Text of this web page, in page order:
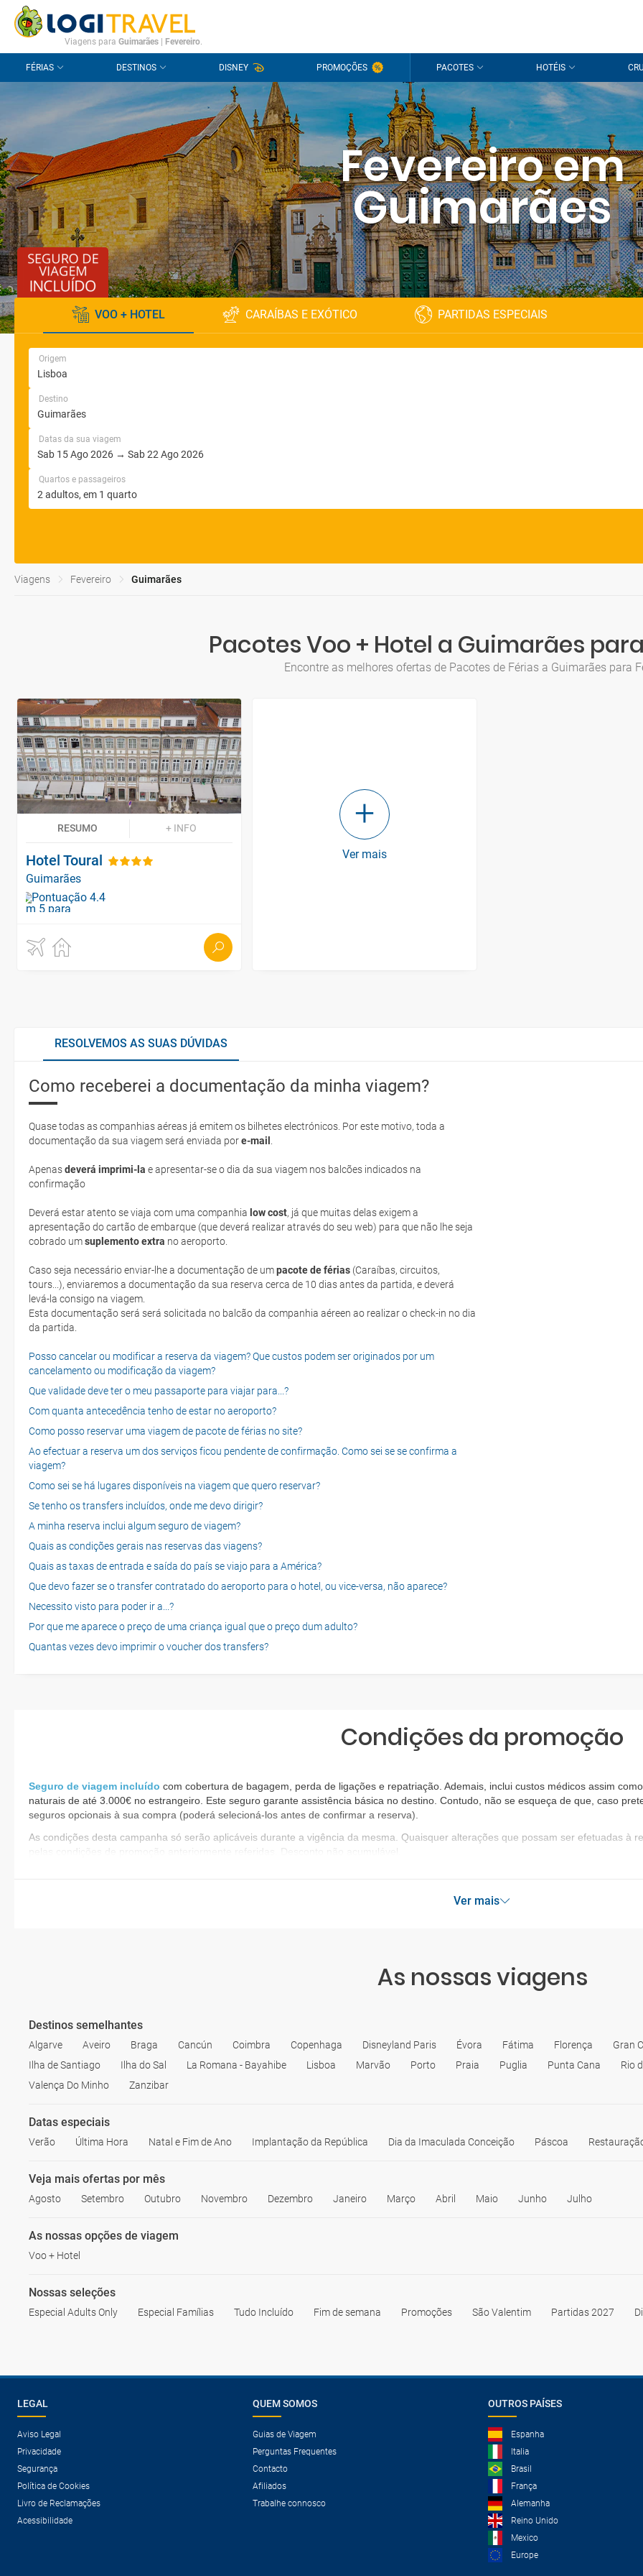
CONTACTO PERGUNTAS FREQUENTES
Viagens para Guimarães Fevereiro.
FÉRIAS DESTINOS DISNEY PROMOÇÕES PACOTES HOTÉIS
Fevereiro em
Guimarães
VOO + HOTEL CARAÍBAS E EXÓTICO PARTIDAS ESPECIAIS
Origem
Destino
Datas da sua viagem
Quartos e passageiros
Viagens Fevereiro Guimarães
Pacotes Voo + Hotel a Guimarães
Encontre as melhores ofertas de Pacotes de Férias a Guimarães para
RESUMO + INFO
Hotel Toural
Guimarães
Ver mais
RESOLVEMOS AS SUAS DÚVIDAS
Como receberei a documentação da minha viagem?
Quase todas as companhias aéreas já emitem os bilhetes electrónicos. Por este motivo, toda a
documentação da sua viagem será enviada pore-mail
Apenasdeverá imprimi-la e apresentar-se o dia da sua viagem nos balcões indicados na
confirmação
Deverá estar atento se viaja com uma companhia low cost, já que muitas delas exigem a
apresentação do cartão de embarque (que deverá realizar através do seu web) para que não lhe seja
cobrado umsuplemento extra no aeroporto.
Caso seja necessário enviar-lhe a documentação de umpacote de férias (Caraíbas, circuitos,
tours...), enviaremos a documentação da sua reserva cerca de 10 dias antes da partida, e deverá
levá-la consigo na viagem.
Esta documentação será será solicitada no balcão da companhia aéreen ao realizar o check-in no dia
da partida.
Posso cancelar ou modificar a reserva da viagem? Que custos podem ser originados por um
cancelamento ou modificação da viagem?
Que validade deve ter o meu passaporte para viajar para...?
Com quanta antecedência tenho de estar no aeroporto?
Como posso reservar uma viagem de pacote de férias no site?
Ao efectuar a reserva um dos serviços ficou pendente de confirmação. Como sei se se confirma a
viagem?
Como sei se há lugares disponíveis na viagem que quero reservar?
Se tenho os transfers incluídos, onde me devo dirigir?
A minha reserva inclui algum seguro de viagem?
Quais as condições gerais nas reservas das viagens?
Quais as taxas de entrada e saída do país se viajo para a América?
Que devo fazer se o transfer contratado do aeroporto para o hotel, ou vice-versa, não aparece?
Necessito visto para poder ir a...?
Por que me aparece o preço de uma criança igual que o preço dum adulto?
Quantas vezes devo imprimir o voucher dos transfers?
Condições da promoção
Seguro de viagem incluído com cobertura de bagagem, perda de ligações e repatriação. Ademais, inclui custos médicos assim
naturais de até 3.000€ no estrangeiro. Este seguro garante assistência básica no destino. Contudo, não se esqueça de que, caso
seguros opcionais à sua compra (poderá selecioná-los antes de confirmar a reserva).
​As condições desta campanha só serão aplicáveis durante a vigência da mesma. Quaisquer alterações que possam ser efetuadas à
pelas condições de promoção anteriormente referidas. Desconto não acumulável.
Ver mais
As nossas viagens
Destinos semelhantes
Algarve Aveiro Braga Cancún Coimbra Copenhaga Disneyland Paris Évora Fátima Florença Gran
Ilha de Santiago
Ilha do Sal La Romana - Bayahibe Lisboa Marvão Porto Praia Puglia Punta Cana Rio
Valença Do Minho
Zanzibar
Datas especiais
Verão Última Hora Natal e Fim de Ano Implantação da República Dia da Imaculada Conceição Páscoa
Veja mais ofertas por mês
Agosto Setembro Outubro Novembro Dezembro Janeiro Março Abril Maio Junho Julho
As nossas opções de viagem
Voo + Hotel
Nossas seleções
Especial Adults Only Especial Famílias Tudo Incluído Fim de semana Promoções São Valentim Partidas 2027
LEGAL
Aviso Legal
Privacidade
Segurança
Política de Cookies
Livro de Reclamações
Acessibilidade
QUEM SOMOS
Guias de Viagem
Perguntas Frequentes
Contacto
Afiliados
Trabalhe connosco
OUTROS PAÍSES
Espanha
Italia
Brasil
França
Alemanha
Reino Unido
Mexico
Europe